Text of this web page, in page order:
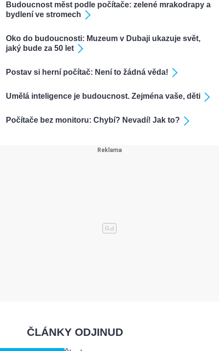
Budoucnost měst podle počítače: zelené mrakodrapy a
bydlení ve stromech
Oko do budoucnosti: Muzeum v Dubaji ukazuje svět,
jaký bude za 50 let
Postav si herní počítač: Není to žádná věda!
Umělá inteligence je budoucnost. Zejména vaše, děti
Počítače bez monitoru: Chybí? Nevadí! Jak to?
ČLÁNKY ODJINUD